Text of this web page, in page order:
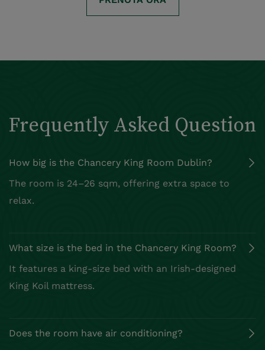
Frequently Asked Question
How big is the Chancery King Room Dublin?
The room is 24–26 sqm, offering extra space to
relax.
What size is the bed in the Chancery King Room?
It features a king‑size bed with an Irish‑designed
King Koil mattress.
Does the room have air conditioning?